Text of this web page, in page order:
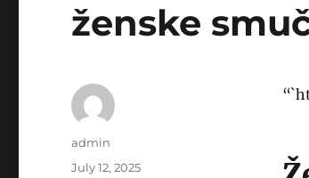
ženske
Author
admin
Posted
July 12, 2025